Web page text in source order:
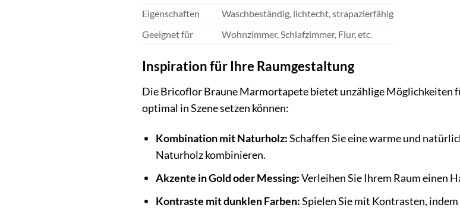
Eigenschaften
Waschbeständig, lichtecht, strapazierfähig
Geeignet für
Wohnzimmer, Schlafzimmer, Flur, etc.
Inspiration für Ihre Raumgestaltung
Die Bricoflor Braune Marmortapete bietet unzählige Möglichkeiten
optimal in Szene setzen können:
Kombination mit Naturholz:Schaffen Sie eine warme und
Naturholz kombinieren.
Akzente in Gold oder Messing:Verleihen Sie Ihrem Raum einen
Kontraste mit dunklen Farben:Spielen Sie mit Kontrasten,